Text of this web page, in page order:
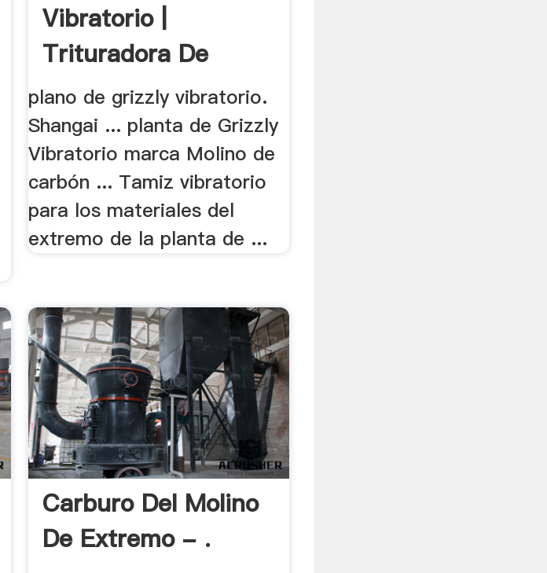
Vibratorio |
Trituradora De
Molinos
plano de grizzly vibratorio.
Shangai ... planta de Grizzly
Vibratorio marca Molino de
carbón ... Tamiz vibratorio
para los materiales del
extremo de la planta de ...
Carburo Del Molino
De Extremo - .